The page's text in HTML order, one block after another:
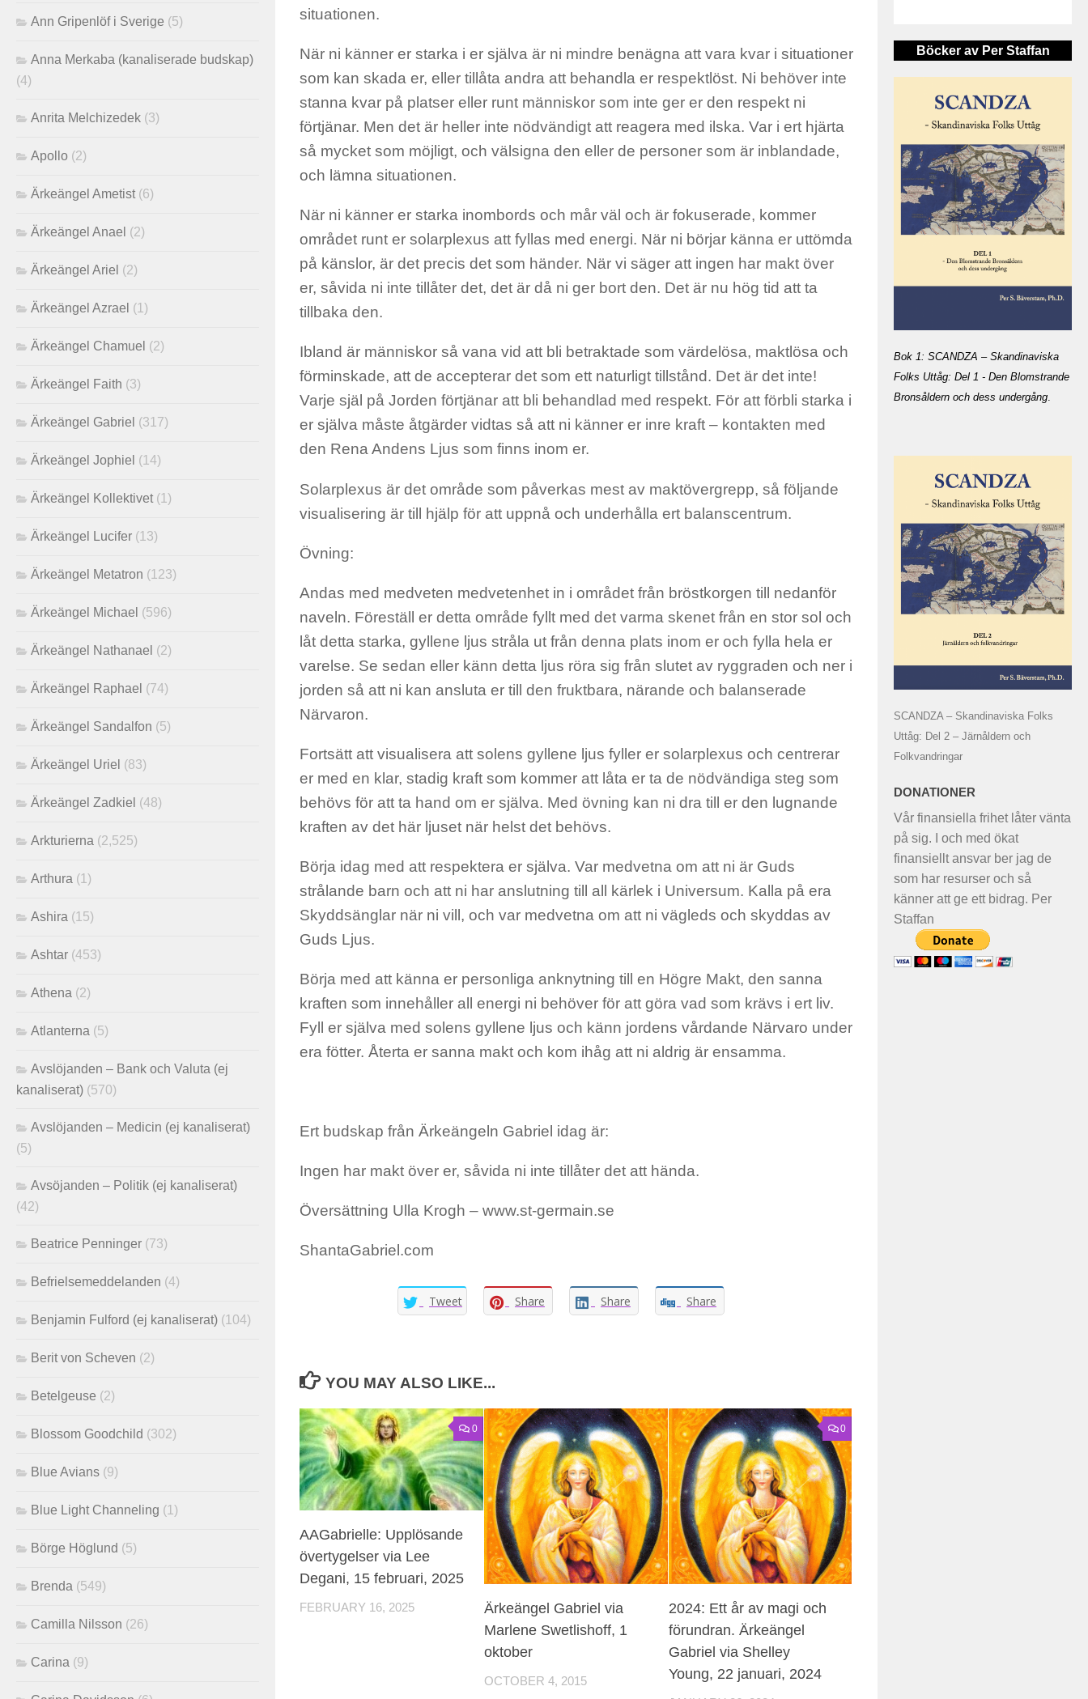
situationen.
När ni känner er starka i er själva är ni mindre benägna att vara kvar i situationer
som kan skada er, eller tillåta andra att behandla er respektlöst. Ni behöver inte
stanna kvar på platser eller runt människor som inte ger er den respekt ni
förtjänar. Men det är heller inte nödvändigt att reagera med ilska. Var i ert hjärta
så mycket som möjligt, och välsigna den eller de personer som är inblandade,
och lämna situationen.
När ni känner er starka inombords och mår väl och är fokuserade, kommer
området runt er solarplexus att fyllas med energi. När ni börjar känna er uttömda
på känslor, är det precis det som händer. När vi säger att ingen har makt över
er, såvida ni inte tillåter det, det är då ni ger bort den. Det är nu hög tid att ta
tillbaka den.
Ibland är människor så vana vid att bli betraktade som värdelösa, maktlösa och
förminskade, att de accepterar det som ett naturligt tillstånd. Det är det inte!
Varje själ på Jorden förtjänar att bli behandlad med respekt. För att förbli starka i
er själva måste åtgärder vidtas så att ni känner er inre kraft – kontakten med
den Rena Andens Ljus som finns inom er.
Solarplexus är det område som påverkas mest av maktövergrepp, så följande
visualisering är till hjälp för att uppnå och underhålla ert balanscentrum.
Övning:
Andas med medveten medvetenhet in i området från bröstkorgen till nedanför
naveln. Föreställ er detta område fyllt med det varma skenet från en stor sol och
låt detta starka, gyllene ljus stråla ut från denna plats inom er och fylla hela er
varelse. Se sedan eller känn detta ljus röra sig från slutet av ryggraden och ner i
jorden så att ni kan ansluta er till den fruktbara, närande och balanserade
Närvaron.
Fortsätt att visualisera att solens gyllene ljus fyller er solarplexus och centrerar
er med en klar, stadig kraft som kommer att låta er ta de nödvändiga steg som
behövs för att ta hand om er själva. Med övning kan ni dra till er den lugnande
kraften av det här ljuset när helst det behövs.
Börja idag med att respektera er själva. Var medvetna om att ni är Guds
strålande barn och att ni har anslutning till all kärlek i Universum. Kalla på era
Skyddsänglar när ni vill, och var medvetna om att ni vägleds och skyddas av
Guds Ljus.
Börja med att känna er personliga anknytning till en Högre Makt, den sanna
kraften som innehåller all energi ni behöver för att göra vad som krävs i ert liv.
Fyll er själva med solens gyllene ljus och känn jordens vårdande Närvaro under
era fötter. Återta er sanna makt och kom ihåg att ni aldrig är ensamma.
Ert budskap från Ärkeängeln Gabriel idag är:
Ingen har makt över er, såvida ni inte tillåter det att hända.
Översättning Ulla Krogh – www.st-germain.se
ShantaGabriel.com
Tweet Share Share Share
YOU MAY ALSO LIKE...
0
AAGabrielle: Upplösande
övertygelser via Lee
Degani, 15 februari, 2025
FEBRUARY 16, 2025
Ärkeängel Gabriel via
Marlene Swetlishoff, 1
oktober
OCTOBER 4, 2015
0
2024: Ett år av magi och
förundran. Ärkeängel
Gabriel via Shelley
Young, 22 januari, 2024
Ann Gripenlöf i Sverige (5)
Anna Merkaba (kanaliserade budskap)
(4)
Anrita Melchizedek (3)
Apollo (2)
Ärkeängel Ametist (6)
Ärkeängel Anael (2)
Ärkeängel Ariel (2)
Ärkeängel Azrael (1)
Ärkeängel Chamuel (2)
Ärkeängel Faith (3)
Ärkeängel Gabriel (317)
Ärkeängel Jophiel (14)
Ärkeängel Kollektivet (1)
Ärkeängel Lucifer (13)
Ärkeängel Metatron (123)
Ärkeängel Michael (596)
Ärkeängel Nathanael (2)
Ärkeängel Raphael (74)
Ärkeängel Sandalfon (5)
Ärkeängel Uriel (83)
Ärkeängel Zadkiel (48)
Arkturierna (2,525)
Arthura (1)
Ashira (15)
Ashtar (453)
Athena (2)
Atlanterna (5)
Avslöjanden – Bank och Valuta (ej
kanaliserat) (570)
Avslöjanden – Medicin (ej kanaliserat)
(5)
Avsöjanden – Politik (ej kanaliserat)
(42)
Beatrice Penninger (73)
Befrielsemeddelanden (4)
Benjamin Fulford (ej kanaliserat) (104)
Berit von Scheven (2)
Betelgeuse (2)
Blossom Goodchild (302)
Blue Avians (9)
Blue Light Channeling (1)
Börge Höglund (5)
Brenda (549)
Camilla Nilsson (26)
Carina (9)
Böcker av Per Staffan
Bok 1: SCANDZA – Skandinaviska
Folks Uttåg: Del 1 - Den Blomstrande
Bronsåldern och dess undergång.
SCANDZA – Skandinaviska Folks
Uttåg: Del 2 – Järnåldern och
Folkvandringar
DONATIONER
Vår finansiella frihet låter vänta
på sig. I och med ökat
finansiellt ansvar ber jag de
som har resurser och så
känner att ge ett bidrag. Per
Staffan